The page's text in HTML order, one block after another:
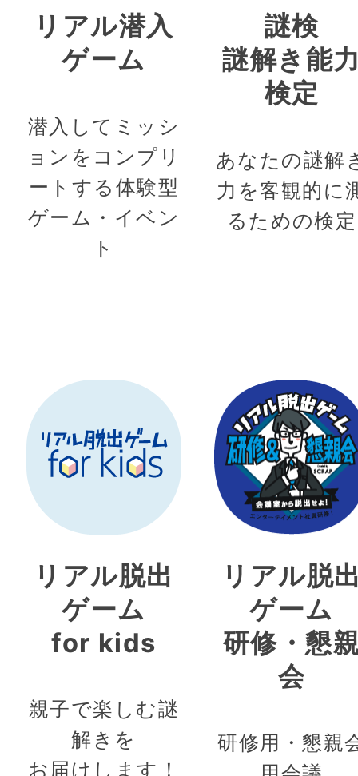
リアル潜入
ゲーム
潜入してミッシ
ョンをコンプリ
ートする体験型
ゲーム・イベン
ト
謎検
謎解き能
検定
あなたの謎解
力を客観的に
るための検定
リアル脱出
ゲーム
for kids
親子で楽しむ謎
解きを
お届けします！
リアル脱
ゲーム
研修・懇
会
研修用・懇親